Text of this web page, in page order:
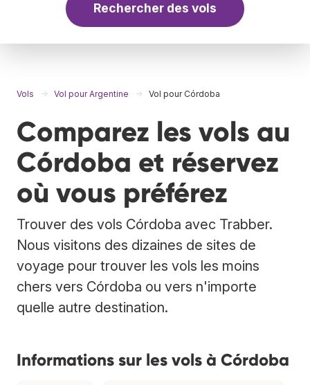
Rechercher des vols
Vols Vol pour Argentine Vol pour Córdoba
Comparez les vols au
Córdoba et réservez
où vous préférez
Trouver des vols Córdoba avec Trabber.
Nous visitons des dizaines de sites de
voyage pour trouver les vols les moins
chers vers Córdoba ou vers n'importe
quelle autre destination.
Informations sur les vols à Córdoba